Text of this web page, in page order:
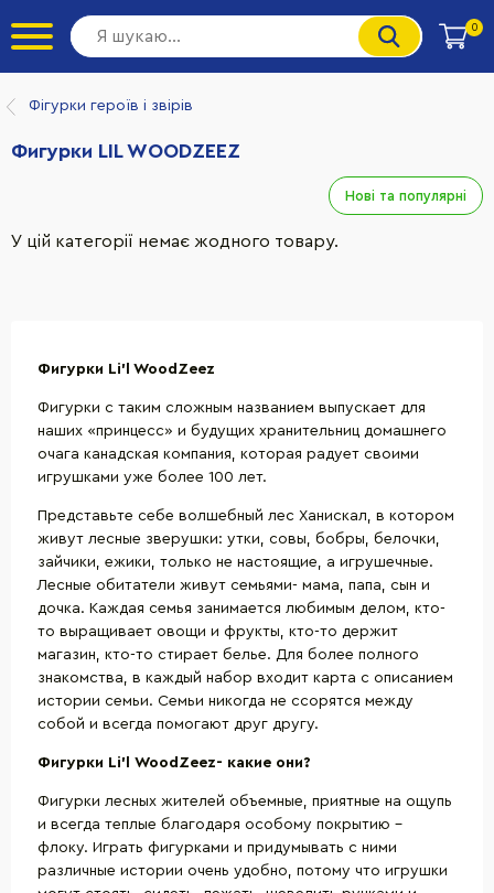
0
Фігурки героїв і звірів
Фигурки LIL WOODZEEZ
Нові та популярні
У цій категорії немає жодного товару.
Фигурки Li’l WoodZeez
Фигурки с таким сложным названием выпускает для
наших «принцесс» и будущих хранительниц домашнего
очага канадская компания, которая радует своими
игрушками уже более 100 лет.
Представьте себе волшебный лес Ханискал, в котором
живут лесные зверушки: утки, совы, бобры, белочки,
зайчики, ежики, только не настоящие, а игрушечные.
Лесные обитатели живут семьями- мама, папа, сын и
дочка. Каждая семья занимается любимым делом, кто-
то выращивает овощи и фрукты, кто-то держит
магазин, кто-то стирает белье. Для более полного
знакомства, в каждый набор входит карта с описанием
истории семьи. Семьи никогда не ссорятся между
собой и всегда помогают друг другу.
Фигурки Li’ WoodZeez- какие они?
Фигурки лесных жителей объемные, приятные на ощупь
и всегда теплые благодаря особому покрытию –
флоку. Играть фигурками и придумывать с ними
различные истории очень удобно, потому что игрушки